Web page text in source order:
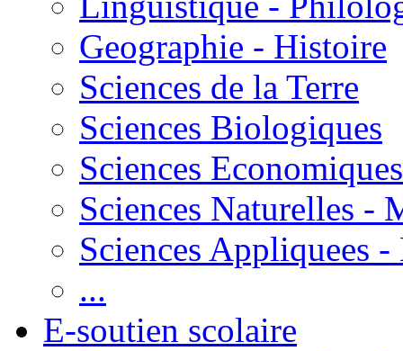
Geographie - Histoire
Sciences de la Terre
Sciences Biologiques
Sciences Economiques
Sciences Naturelles -
Sciences Appliquees
...
E-soutien scolaire